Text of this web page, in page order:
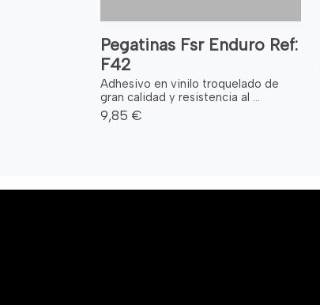
Pegatinas Fsr Enduro Ref:
F42
Adhesivo en vinilo troquelado de
gran calidad y resistencia al ...
9,85 €